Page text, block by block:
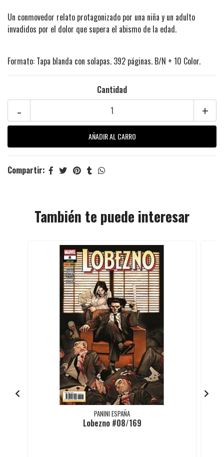
Un conmovedor relato protagonizado por una niña y un adulto
invadidos por el dolor que supera el abismo de la edad.
Formato: Tapa blanda con solapas. 392 páginas. B/N + 10 Color.
Cantidad
+
-
Compartir:
También te puede interesar
PANINI ESPAÑA
Lobezno #08/169